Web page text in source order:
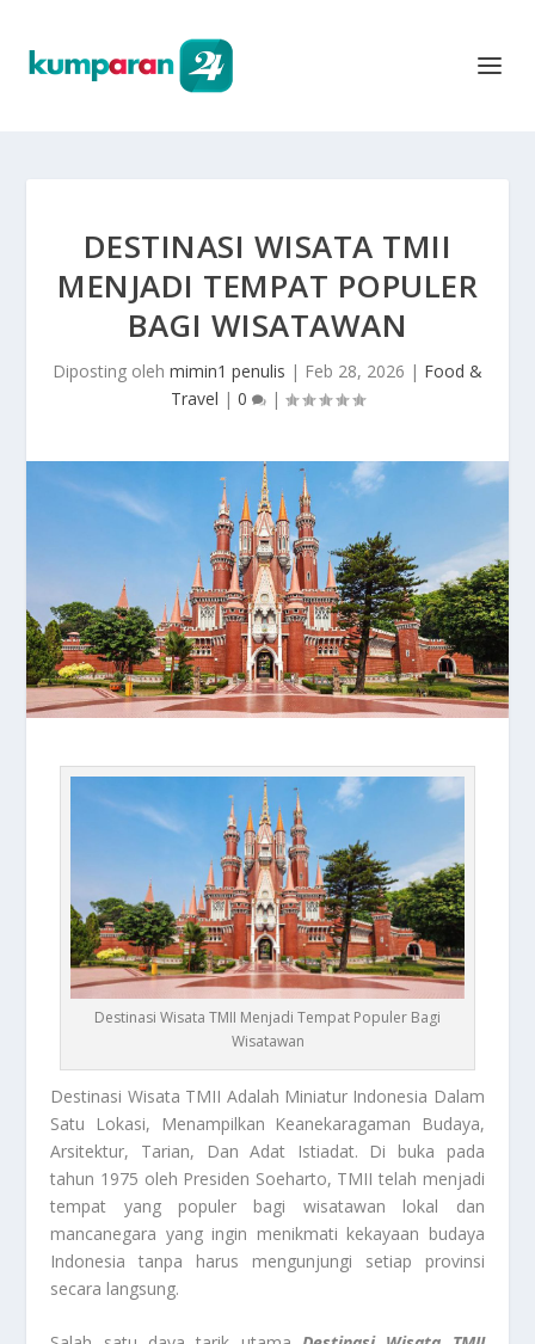
DESTINASI WISATA TMII
MENJADI TEMPAT POPULER
BAGI WISATAWAN
Diposting oleh mimin1 penulis | Feb 28, 2026 | Food &
Travel | 0 |
Destinasi Wisata TMII Menjadi Tempat Populer Bagi
Wisatawan
Destinasi Wisata TMII Adalah Miniatur Indonesia Dalam
Satu Lokasi, Menampilkan Keanekaragaman Budaya,
Arsitektur, Tarian, Dan Adat Istiadat. Di buka pada
tahun 1975 oleh Presiden Soeharto, TMII telah menjadi
tempat yang populer bagi wisatawan lokal dan
mancanegara yang ingin menikmati kekayaan budaya
Indonesia tanpa harus mengunjungi setiap provinsi
secara langsung.